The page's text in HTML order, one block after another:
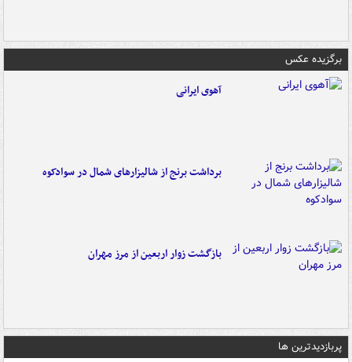
برگزیده عکس
آهوی ایرانی
برداشت برنج از شالیزارهای شمال در سوادکوه
بازگشت زوار اربعین از مرز مهران
پربازدیدترین ها